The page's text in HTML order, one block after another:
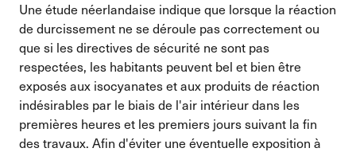
Une étude néerlandaise indique que lorsque la réaction
de durcissement ne se déroule pas correctement ou
que si les directives de sécurité ne sont pas
respectées, les habitants peuvent bel et bien être
exposés aux isocyanates et aux produits de réaction
indésirables par le biais de l'air intérieur dans les
premières heures et les premiers jours suivant la fin
des travaux. Afin d'éviter une éventuelle exposition à